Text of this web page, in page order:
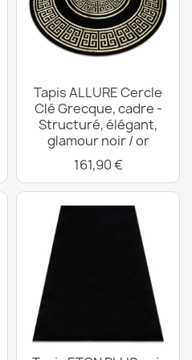
Tapis ALLURE Cercle
Clé Grecque, cadre -
Structuré, élégant,
glamour noir / or
161,90 €